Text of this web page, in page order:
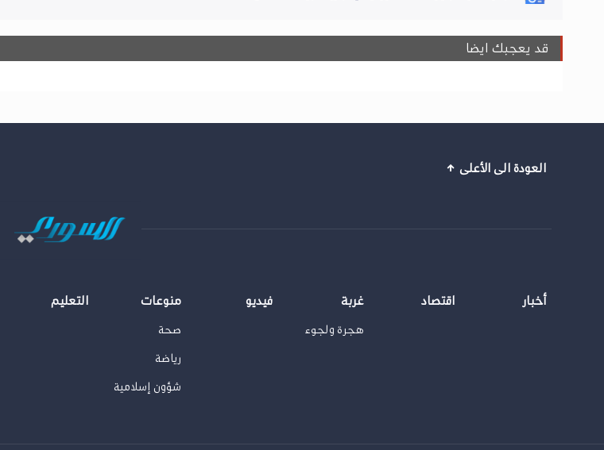
قد يعجبك ايضا
العودة الى الأعلى
أخبار اقتصاد غربة
هجرة ولجوء
فيديو منوعات
صحة
رياضة
شؤون إسلامية
التعليم